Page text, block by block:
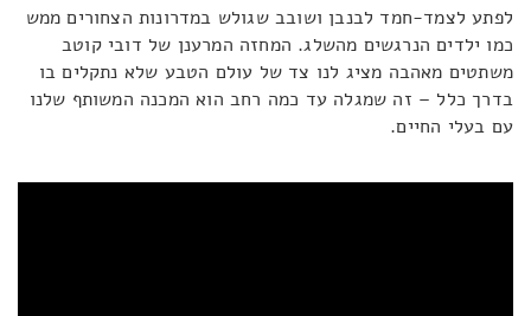
לפתע לצמד-חמד לבנבן ושובב שגולש במדרונות הצחורים ממש
כמו ילדים הנרגשים מהשלג. המחזה המרענן של דובי קוטב
משתטים מאהבה מציג לנו צד של עולם הטבע שלא נתקלים בו
בדרך כלל – זה שמגלה עד כמה רחב הוא המכנה המשותף שלנו
עם בעלי החיים.